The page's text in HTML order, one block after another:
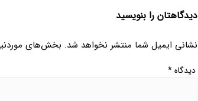
دیدگاهتان را بنویسید
نشانی ایمیل شما منتشر نخواهد شد. بخش‌های
دیدگاه*